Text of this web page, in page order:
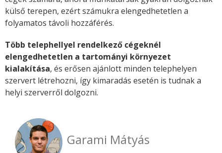
külső terepen, ezért számukra elengedhetetlen a
folyamatos távoli hozzáférés.
Több telephellyel rendelkező cégeknél
elengedhetetlen a tartományi környezet
kialakítása, és erősen ajánlott minden telephelyen
szervert létrehozni, így kimaradás esetén is tudnak a
helyi szerverről dolgozni.
Garami Mátyás